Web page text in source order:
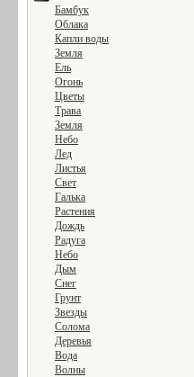
Бамбук
Облака
Капли воды
Земля
Ель
Огонь
Цветы
Трава
Земля
Небо
Лед
Листья
Свет
Галька
Растения
Дождь
Радуга
Небо
Дым
Снег
Грунт
Звезды
Солома
Деревья
Вода
Волны